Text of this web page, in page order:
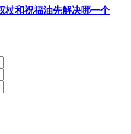
杖和祝福油先解决哪一个